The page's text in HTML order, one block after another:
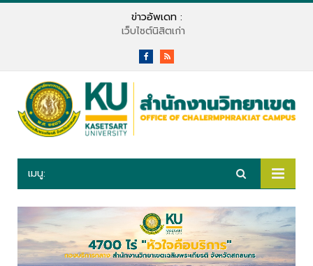
ข่าวอัพเดท :
เว็บไซต์นิสิตเก่า
FacebookRSS
เมนู: